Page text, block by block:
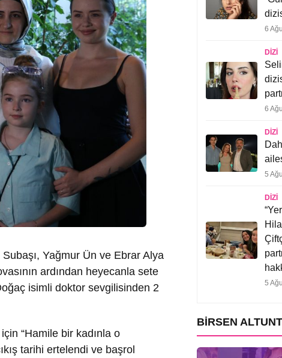
Yağmur Ün ve Ebrar Alya
ardından heyecanla sete
isimli doktor sevgilisinden 2
“Hamile bir kadınla o
tarihi ertelendi ve başrol
6
DIZI
6
DIZI
5
DIZI
5
BIRSEN